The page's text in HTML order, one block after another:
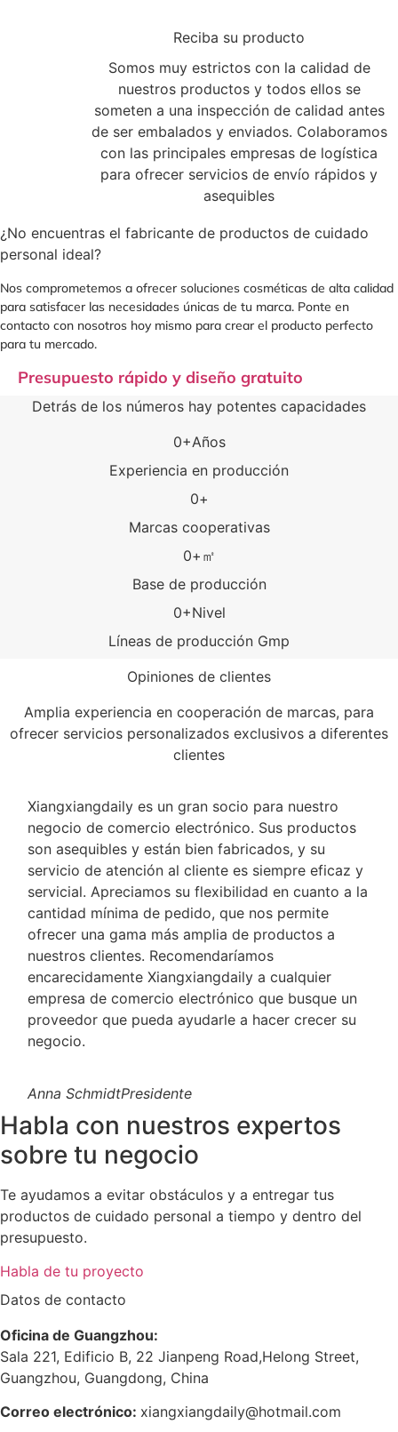
Reciba su producto
Somos muy estrictos con la calidad de
nuestros productos y todos ellos se
someten a una inspección de calidad antes
de ser embalados y enviados. Colaboramos
con las principales empresas de logística
para ofrecer servicios de envío rápidos y
asequibles
¿No encuentras el fabricante de productos de cuidado
personal ideal?
Nos comprometemos a ofrecer soluciones cosméticas de alta calidad
para satisfacer las necesidades únicas de tu marca. Ponte en
contacto con nosotros hoy mismo para crear el producto perfecto
para tu mercado.
Presupuesto rápido y diseño gratuito
Detrás de los números hay potentes capacidades
Experiencia en producción
0+Años
Marcas cooperativas
0+
Base de producción
0+㎡
Líneas de producción Gmp
0+Nivel
Opiniones de clientes
Amplia experiencia en cooperación de marcas, para
ofrecer servicios personalizados exclusivos a diferentes
clientes
Xiangxiangdaily es un gran socio para nuestro
negocio de comercio electrónico. Sus productos
son asequibles y están bien fabricados, y su
servicio de atención al cliente es siempre eficaz y
servicial. Apreciamos su flexibilidad en cuanto a la
cantidad mínima de pedido, que nos permite
ofrecer una gama más amplia de productos a
nuestros clientes. Recomendaríamos
encarecidamente Xiangxiangdaily a cualquier
empresa de comercio electrónico que busque un
proveedor que pueda ayudarle a hacer crecer su
negocio.
Anna SchmidtPresidente
Habla con nuestros expertos
sobre tu negocio
Te ayudamos a evitar obstáculos y a entregar tus
productos de cuidado personal a tiempo y dentro del
presupuesto.
Habla de tu proyecto
Datos de contacto
Oficina de Guangzhou:
Sala 221, Edificio B, 22 Jianpeng Road,Helong Street,
Guangzhou, Guangdong, China
Correo electrónico: xiangxiangdaily@hotmail.com